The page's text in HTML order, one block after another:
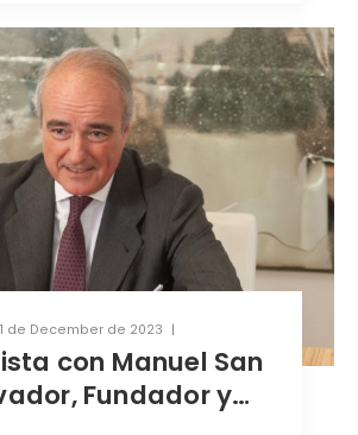
1 de December de 2023
con Manuel San
Fundador y